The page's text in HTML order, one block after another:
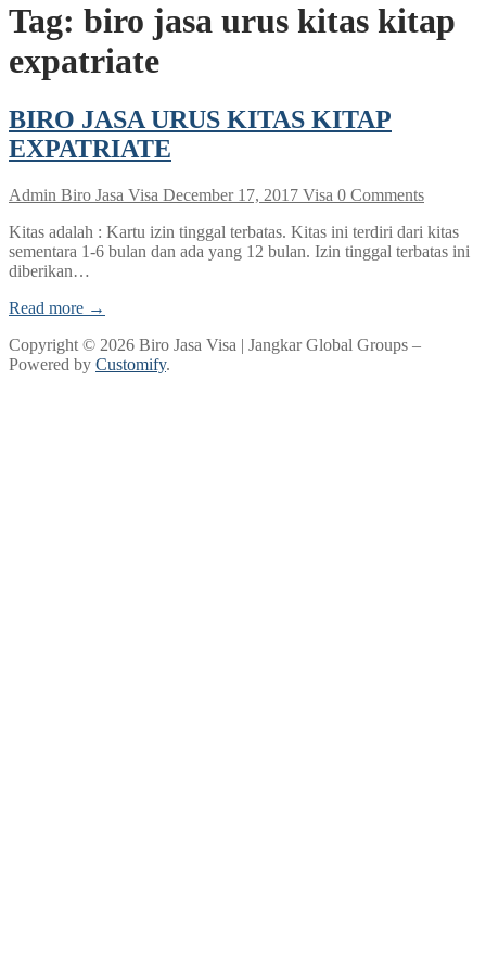
Tag: biro jasa urus kitas kitap
expatriate
BIRO JASA URUS KITAS KITAP
EXPATRIATE
Admin Biro Jasa Visa December 17, 2017 Visa 0 Comments
Kitas adalah : Kartu izin tinggal terbatas. Kitas ini terdiri dari kitas
sementara 1-6 bulan dan ada yang 12 bulan. Izin tinggal terbatas ini
diberikan…
Read more →
Copyright © 2026 Biro Jasa Visa | Jangkar Global Groups –
Powered by Customify.